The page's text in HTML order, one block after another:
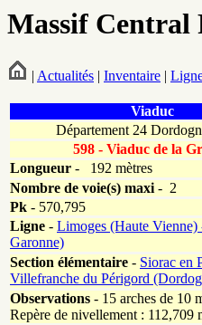
Massif Central
| Actualités | Inventaire |
Viaduc
Département 24
598 - Viaduc de la
Longueur -
192 mètres
Nombre de voie(s) maxi- 2
Pk - 570,795
Ligne - Limoges (Haute
Garonne)
Section élémentaire - Siorac en
Villefranche du Périgord
Observations - 15 arches de 10
Repère de nivellement : 112,709